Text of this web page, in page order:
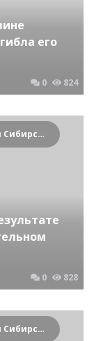
его
0 824
Криминальные новости Новосибирска и Сибирского региона
0 828
Криминальные новости Новосибирска и Сибирского региона